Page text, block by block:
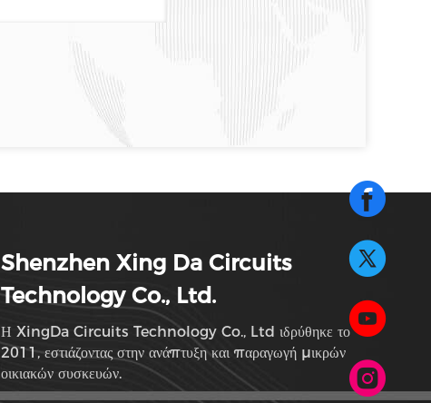
Shenzhen Xing Da Circuits
Technology Co., Ltd.
Η XingDa Circuits Technology Co., Ltd ιδρύθηκε το
2011, εστιάζοντας στην ανάπτυξη και παραγωγή μικρών
οικιακών συσκευών.